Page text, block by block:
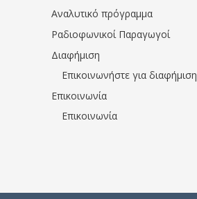
Αναλυτικό πρόγραμμα
Ραδιοφωνικοί Παραγωγοί
Διαφήμιση
Επικοινωνήστε για διαφήμιση
Επικοινωνία
Επικοινωνία